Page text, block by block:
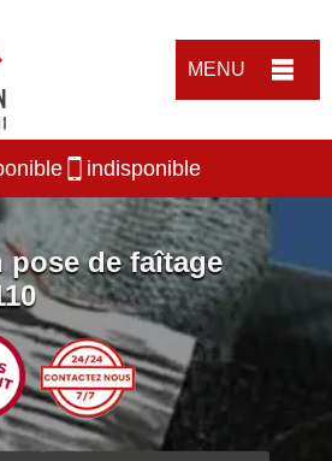
MENU
indisponible
pose de faîtage